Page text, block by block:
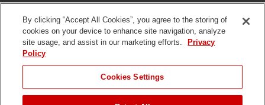
Carrières
Connectez-vous avec nous
By clicking “Accept All Cookies”, you agree to the storing of
cookies on your device to enhance site navigation, analyze
site usage, and assist in our marketing efforts.
Privacy
Policy
Cookies Settings